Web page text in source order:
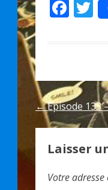
de
←Épisode 133
Laisser
Votre